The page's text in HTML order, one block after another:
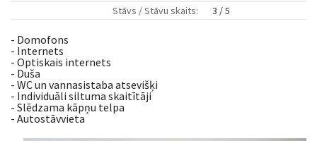
Stāvs / Stāvu skaits:
3 / 5
- Domofons
- Internets
- Optiskais internets
- Duša
- WC un vannasistaba atsevišķi
- Individuāli siltuma skaitītāji
- Slēdzama kāpņu telpa
- Autostāvvieta